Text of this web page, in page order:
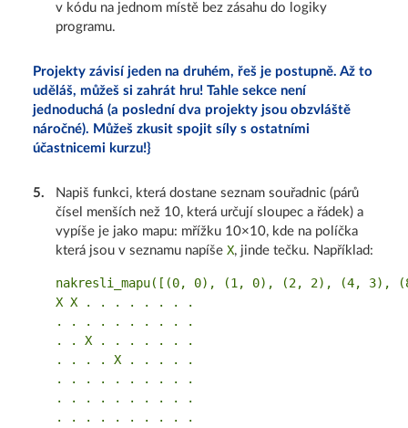
v kódu na jednom místě bez zásahu do logiky
programu.
Projekty závisí jeden na druhém, řeš je postupně. Až to
uděláš, můžeš si zahrát hru! Tahle sekce není
jednoduchá (a poslední dva projekty jsou obzvláště
náročné). Můžeš zkusit spojit síly s ostatními
účastnicemi kurzu!}
5.
Napiš funkci, která dostane seznam souřadnic (párů
čísel menších než 10, která určují sloupec a řádek) a
vypíše je jako mapu: mřížku 10×10, kde na políčka
která jsou v seznamu napíšeX, jinde tečku. Například:
nakresli_mapu([(0, 0), (1, 0), (2, 2), (4, 3),
X X . . . . . . . .
. . . . . . . . . .
. . X . . . . . . .
. . . . X . . . . .
. . . . . . . . . .
. . . . . . . . . .
. . . . . . . . . .